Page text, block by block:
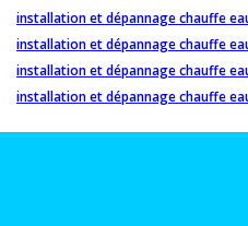
installation et dépannage chauffe
installation et dépannage chauffe
installation et dépannage chauffe
installation et dépannage chauffe